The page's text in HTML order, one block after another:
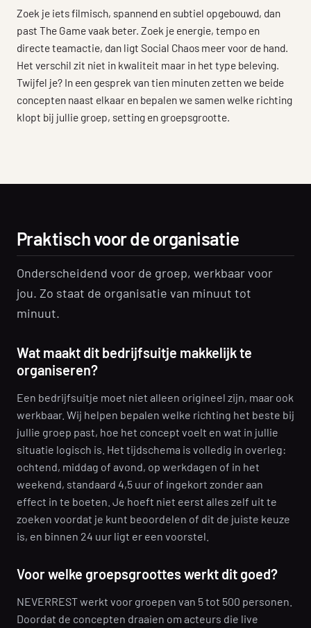
Zoek je iets filmisch, spannend en subtiel opgebouwd, dan
past The Game vaak beter. Zoek je energie, tempo en
directe teamactie, dan ligt Social Chaos meer voor de hand.
Het verschil zit niet in kwaliteit maar in het type beleving.
Twijfel je? In een gesprek van tien minuten zetten we beide
concepten naast elkaar en bepalen we samen welke richting
klopt bij jullie groep, setting en groepsgrootte.
Praktisch voor de organisatie
Onderscheidend voor de groep, werkbaar voor
jou. Zo staat de organisatie van minuut tot
minuut.
Wat maakt dit bedrijfsuitje makkelijk te
organiseren?
Een bedrijfsuitje moet niet alleen origineel zijn, maar ook
werkbaar. Wij helpen bepalen welke richting het beste bij
jullie groep past, hoe het concept voelt en wat in jullie
situatie logisch is. Het tijdschema is volledig in overleg:
ochtend, middag of avond, op werkdagen of in het
weekend, standaard 4,5 uur of ingekort zonder aan
effect in te boeten. Je hoeft niet eerst alles zelf uit te
zoeken voordat je kunt beoordelen of dit de juiste keuze
is, en binnen 24 uur ligt er een voorstel.
Voor welke groepsgroottes werkt dit goed?
NEVERREST werkt voor groepen van 5 tot 500 personen.
Doordat de concepten draaien om acteurs die live